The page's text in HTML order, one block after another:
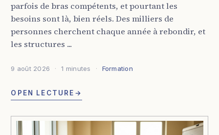
parfois de bras compétents, et pourtant les
besoins sont là, bien réels. Des milliers de
personnes cherchent chaque année à rebondir, et
les structures ...
9 août 2026 1 minutes Formation
OPEN LECTURE →